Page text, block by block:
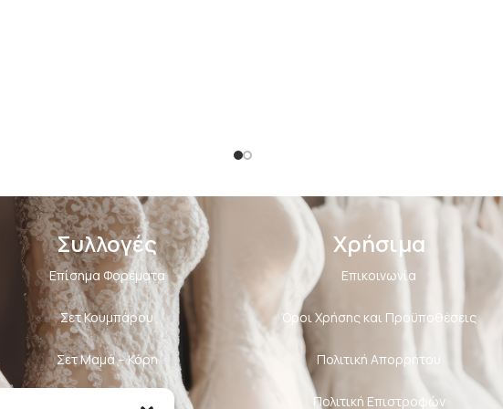
Συλλογές
Επίσημα Φορέματα
Σετ Κουμπάρου
Σετ Μαμά – Κόρη
Χρήσιμα
Επικοινωνία
Όροι Χρήσης και Προϋποθέσεις
Πολιτική Aπορρήτου
Πολιτική Επιστροφών